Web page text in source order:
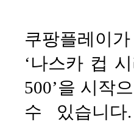
쿠팡플레이
‘나스카 컵
500’을 시작
수 있습니